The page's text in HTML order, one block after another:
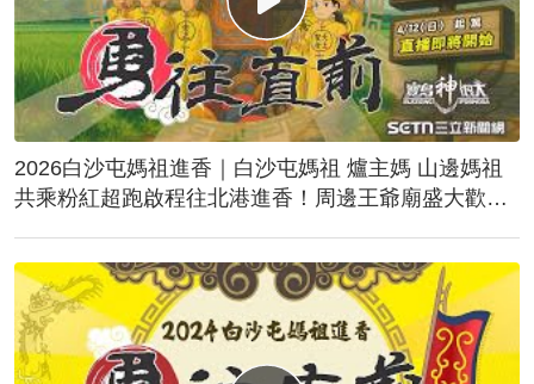
2026白沙屯媽祖進香｜白沙屯媽祖 爐主媽 山邊媽祖
共乘粉紅超跑啟程往北港進香！周邊王爺廟盛大歡